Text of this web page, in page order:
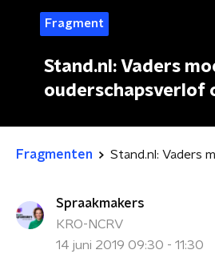
Fragment
Stand.nl: Vaders
ouderschapsverlof
Fragmenten
Spraakmakers
KRO-NCRV
14 juni 2019 09:30 - 11:30